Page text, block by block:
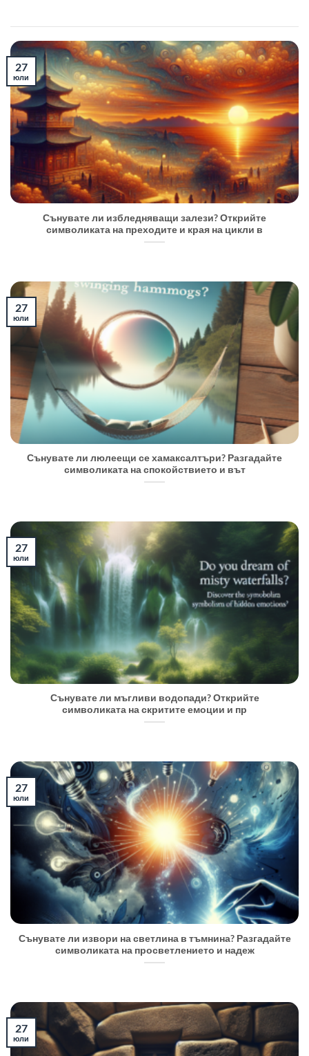
Сънувате ли избледняващи залези? Открийте
символиката на преходите и края на цикли в
27
юли
Сънувате ли люлеещи се хамаксалтъри? Разгадайте
символиката на спокойствието и вът
27
юли
Сънувате ли мъгливи водопади? Открийте
символиката на скритите емоции и пр
27
юли
Сънувате ли извори на светлина в тъмнина? Разгадайте
символиката на просветлението и надеж
27
юли
27
юли